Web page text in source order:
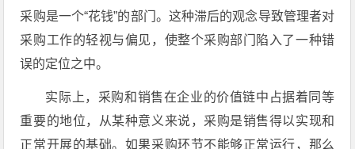
采购是一个“花钱”的部门。这种滞后的观念导致管理者对
采购工作的轻视与偏见，使整个采购部门陷入了一种错
误的定位之中。
实际上，采购和销售在企业的价值链中占据着同等
重要的地位，从某种意义来说，采购是销售得以实现和
正常开展的基础。如果采购环节不能够正常运行，那么